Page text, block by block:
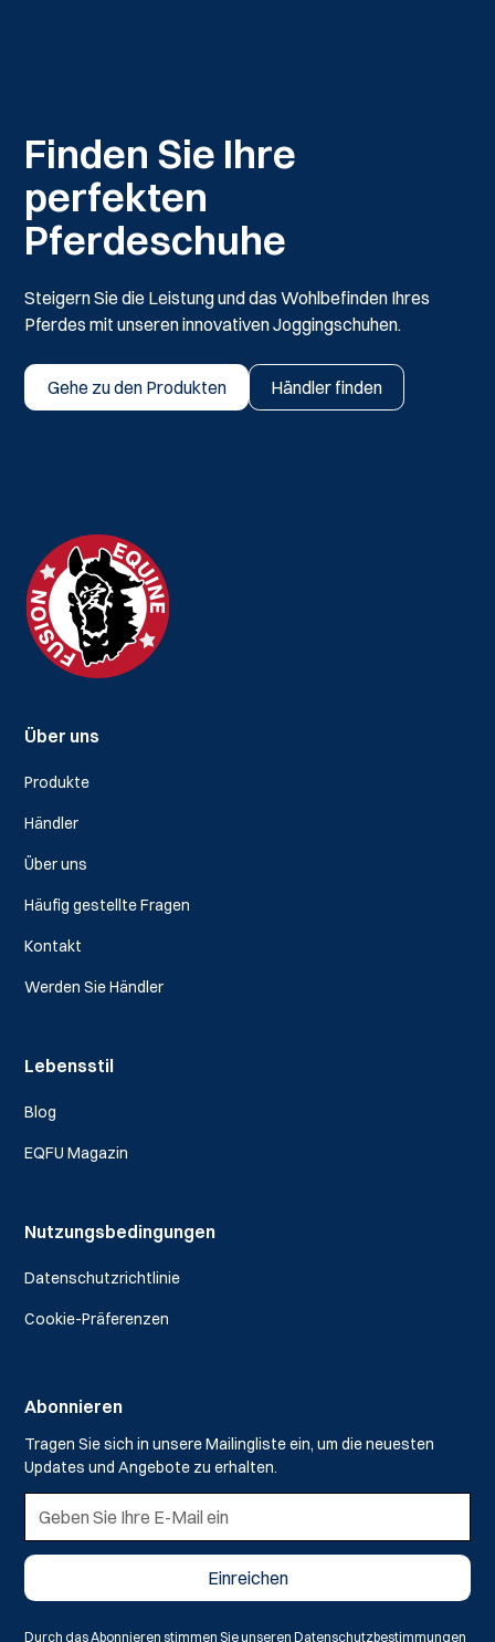
Finden Sie Ihre
perfekten
Pferdeschuhe
Steigern Sie die Leistung und das Wohlbefinden Ihres
Pferdes mit unseren innovativen Joggingschuhen.
Gehe zu den Produkten Händler finden
Über uns
Produkte
Händler
Über uns
Häufig gestellte Fragen
Kontakt
Werden Sie Händler
Lebensstil
Blog
EQFU Magazin
Nutzungsbedingungen
Datenschutzrichtlinie
Cookie-Präferenzen
Abonnieren
Tragen Sie sich in unsere Mailingliste ein, um die neuesten
Updates und Angebote zu erhalten.
Durch das Abonnieren stimmen Sie unseren Datenschutzbestimmungen